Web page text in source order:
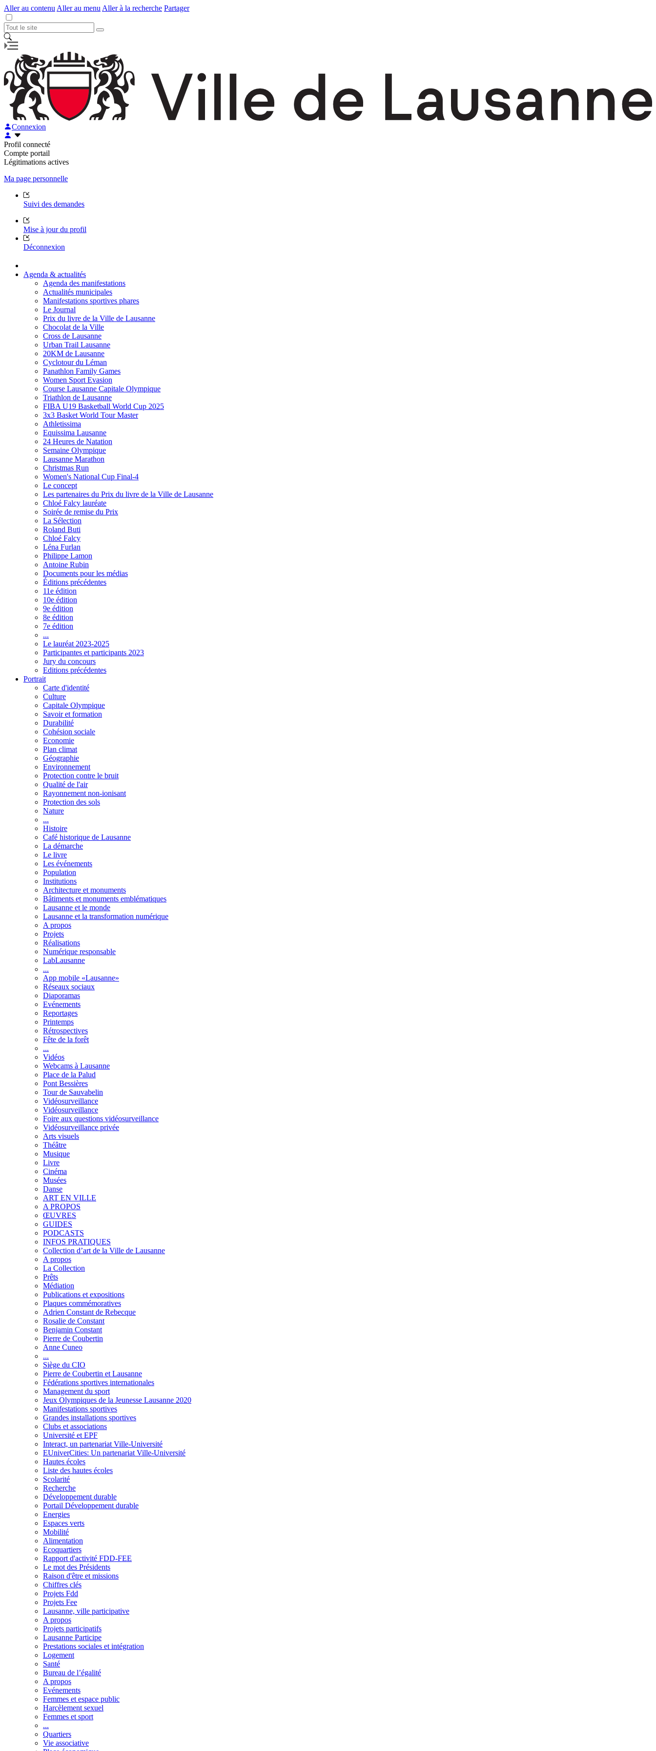
Aller au contenu Aller au menu Aller à la recherche Partager
Connexion
Profil connecté
Compte portail
Légitimations actives
Ma page personnelle
Suivi des demandes
Mise à jour du profil
Déconnexion
Agenda & actualités
Agenda des manifestations
Actualités municipales
Manifestations sportives phares
Le Journal
Prix du livre de la Ville de Lausanne
Chocolat de la Ville
Cross de Lausanne
Urban Trail Lausanne
20KM de Lausanne
Cyclotour du Léman
Panathlon Family Games
Women Sport Evasion
Course Lausanne Capitale Olympique
Triathlon de Lausanne
FIBA U19 Basketball World Cup 2025
3x3 Basket World Tour Master
Athletissima
Equissima Lausanne
24 Heures de Natation
Semaine Olympique
Lausanne Marathon
Christmas Run
Women's National Cup Final-4
Le concept
Les partenaires du Prix du livre de la Ville de Lausanne
Chloé Falcy lauréate
Soirée de remise du Prix
La Sélection
Roland Buti
Chloé Falcy
Léna Furlan
Philippe Lamon
Antoine Rubin
Documents pour les médias
Éditions précédentes
11e édition
10e édition
9e édition
8e édition
7e édition
...
Le lauréat 2023-2025
Participantes et participants 2023
Jury du concours
Editions précédentes
Portrait
Carte d'identité
Culture
Capitale Olympique
Savoir et formation
Durabilité
Cohésion sociale
Economie
Plan climat
Géographie
Environnement
Protection contre le bruit
Qualité de l'air
Rayonnement non-ionisant
Protection des sols
Nature
...
Histoire
Café historique de Lausanne
La démarche
Le livre
Les événements
Population
Institutions
Architecture et monuments
Bâtiments et monuments emblématiques
Lausanne et le monde
Lausanne et la transformation numérique
A propos
Projets
Réalisations
Numérique responsable
LabLausanne
...
App mobile «Lausanne»
Réseaux sociaux
Diaporamas
Evénements
Reportages
Printemps
Rétrospectives
Fête de la forêt
...
Vidéos
Webcams à Lausanne
Place de la Palud
Pont Bessières
Tour de Sauvabelin
Vidéosurveillance
Vidéosurveillance
Foire aux questions vidéosurveillance
Vidéosurveillance privée
Arts visuels
Théâtre
Musique
Livre
Cinéma
Musées
Danse
ART EN VILLE
A PROPOS
ŒUVRES
GUIDES
PODCASTS
INFOS PRATIQUES
Collection d’art de la Ville de Lausanne
A propos
La Collection
Prêts
Médiation
Publications et expositions
Plaques commémoratives
Adrien Constant de Rebecque
Rosalie de Constant
Benjamin Constant
Pierre de Coubertin
Anne Cuneo
...
Siège du CIO
Pierre de Coubertin et Lausanne
Fédérations sportives internationales
Management du sport
Jeux Olympiques de la Jeunesse Lausanne 2020
Manifestations sportives
Grandes installations sportives
Clubs et associations
Université et EPF
Interact, un partenariat Ville-Université
EUniverCities: Un partenariat Ville-Université
Hautes écoles
Liste des hautes écoles
Scolarité
Recherche
Développement durable
Portail Développement durable
Energies
Espaces verts
Mobilité
Alimentation
Ecoquartiers
Rapport d'activité FDD-FEE
Le mot des Présidents
Raison d'être et missions
Chiffres clés
Projets Fdd
Projets Fee
Lausanne, ville participative
A propos
Projets participatifs
Lausanne Participe
Prestations sociales et intégration
Logement
Santé
Bureau de l’égalité
A propos
Evénements
Femmes et espace public
Harcèlement sexuel
Femmes et sport
...
Quartiers
Vie associative